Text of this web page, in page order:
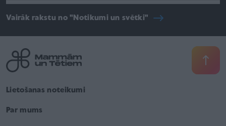
Vairāk rakstu no "Notikumi un svētki"
Lietošanas noteikumi
Par mums